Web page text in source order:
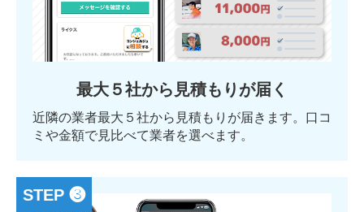
最大５社から見積もりが届く
近隣の業者最大５社から見積もりが届きます。口コ
ミや金額で見比べて業者を選べます。
STEP ❸